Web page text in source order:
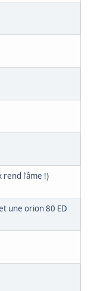
rend l'âme !)
une orion 80 ED